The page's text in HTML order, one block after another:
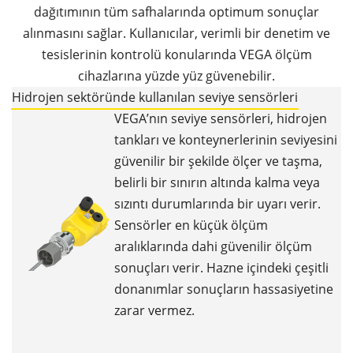
dağıtımının tüm safhalarında optimum sonuçlar
alınmasını sağlar. Kullanıcılar, verimli bir denetim ve
tesislerinin kontrolü konularında VEGA ölçüm
cihazlarına yüzde yüz güvenebilir.
Hidrojen sektöründe kullanılan seviye sensörleri
VEGA’nın seviye sensörleri, hidrojen
tankları ve konteynerlerinin seviyesini
güvenilir bir şekilde ölçer ve taşma,
belirli bir sınırın altında kalma veya
sızıntı durumlarında bir uyarı verir.
Sensörler en küçük ölçüm
aralıklarında dahi güvenilir ölçüm
sonuçları verir. Hazne içindeki çeşitli
donanımlar sonuçların hassasiyetine
zarar vermez.